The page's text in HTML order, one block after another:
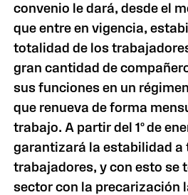
convenio le dará, desde el
que entre en vigencia,
totalidad de los
gran cantidad de
sus funciones en un
que renueva de forma
trabajo. A partir del 1º de
garantizará la estabilidad a
trabajadores, y con esto se
sector con la precarización